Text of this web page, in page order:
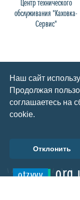
Наш сайт
Продолжая
соглашаетесь на
cookie.
Отклонить
обслуживания "Каховка-
Сервис"
Авиаперевозчики
Автомобили и
Государство, право и
общество
логистические
Ювелирные заводы
otzyvy